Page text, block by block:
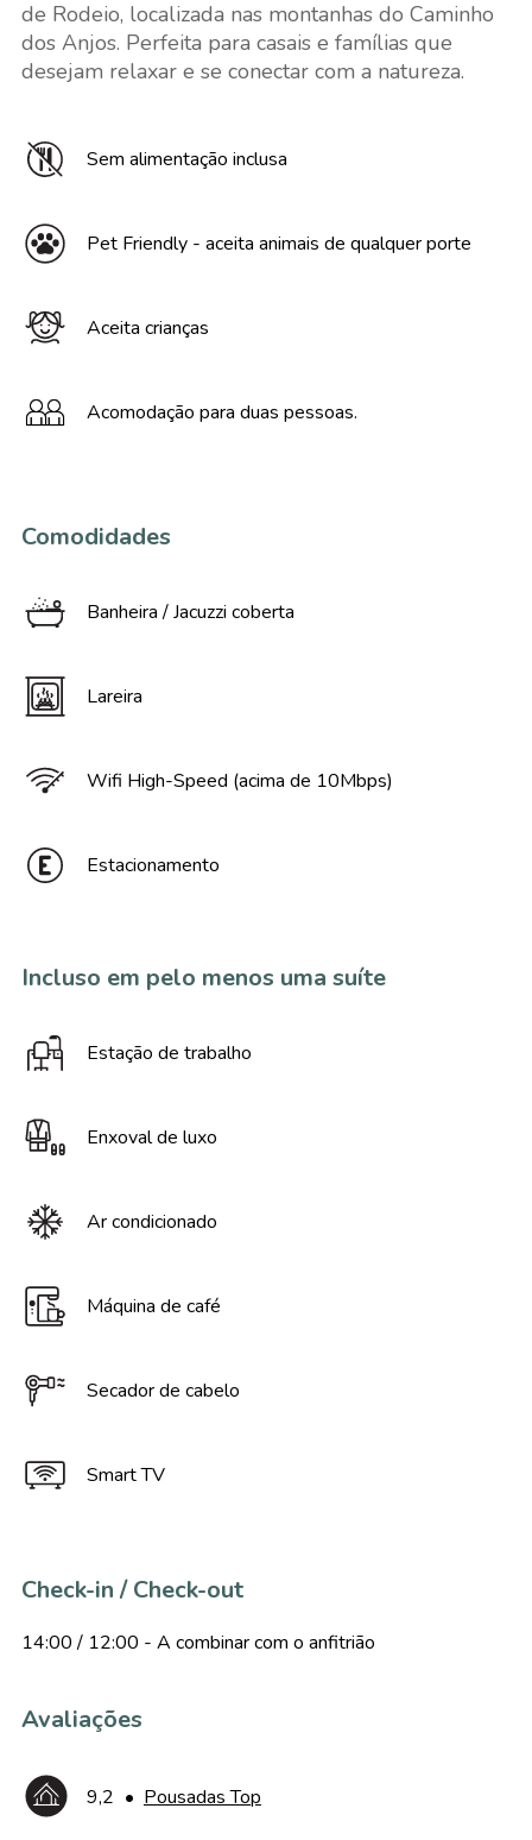
de Rodeio, localizada nas montanhas do Caminho
dos Anjos. Perfeita para casais e famílias que
desejam relaxar e se conectar com a natureza.
Sem alimentação inclusa
Pet Friendly - aceita animais de qualquer porte
Aceita crianças
Acomodação para duas pessoas.
Comodidades
Banheira / Jacuzzi coberta
Lareira
Wifi High-Speed (acima de 10Mbps)
Estacionamento
Incluso em pelo menos uma suíte
Estação de trabalho
Enxoval de luxo
Ar condicionado
Máquina de café
Secador de cabelo
Smart TV
Check-in / Check-out
14:00 / 12:00 - A combinar com o anfitrião
Avaliações
9,2 • Pousadas Top